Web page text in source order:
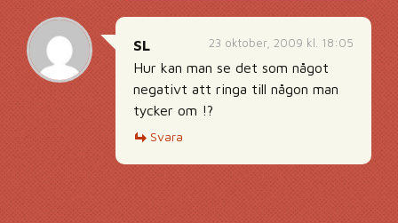
23 oktober, 2009 kl. 18:05
SL
Hur kan man se det som något
negativt att ringa till någon man
tycker om !?
Svara